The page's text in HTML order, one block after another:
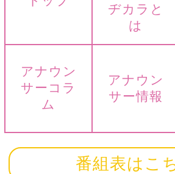
ヂカラと
は
アナウン
サーコラ
ム
アナウン
サー情報
番組表はこ